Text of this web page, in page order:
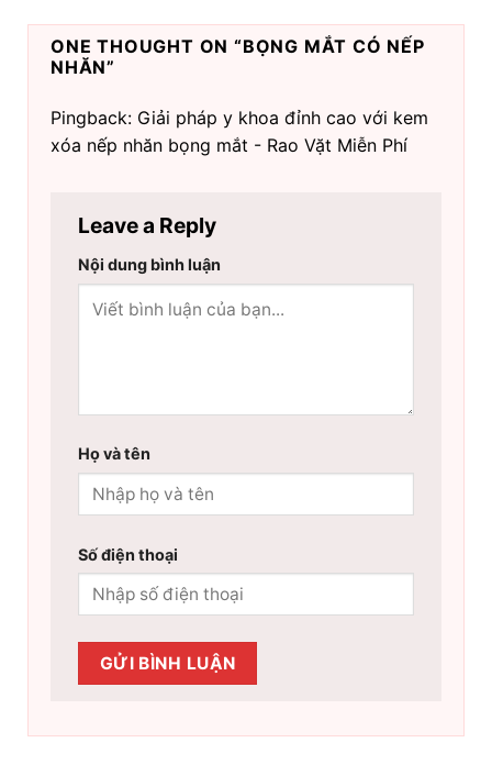
ONE THOUGHT ON “BỌNG MẮT CÓ NẾP
NHĂN”
Pingback: Giải pháp y khoa đỉnh cao với kem
xóa nếp nhăn bọng mắt - Rao Vặt Miễn Phí
Leave a Reply
Nội dung bình luận
Họ và tên
Số điện thoại